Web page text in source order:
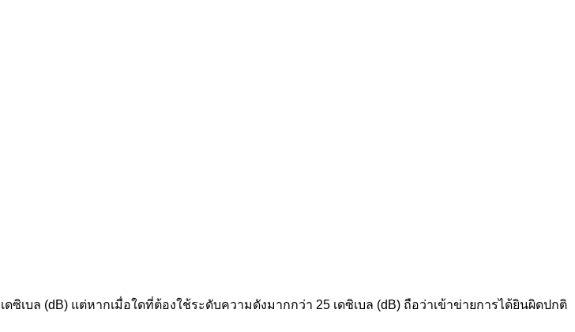
เบล (dB) แต่หากเมื่อใดที่ต้องใช้ระดับความดังมากกว่า 25 เดซิเบล (dB) ถือว่าเข้าข่ายการได้ยินผิดปกติ